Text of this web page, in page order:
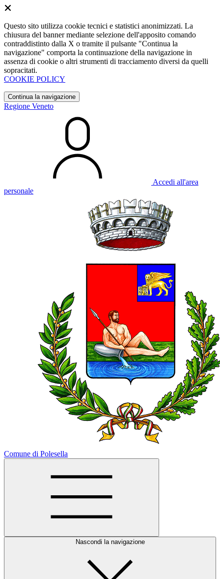
Questo sito utilizza cookie tecnici e statistici anonimizzati. La
chiusura del banner mediante selezione dell'apposito comando
contraddistinto dalla X o tramite il pulsante "Continua la
navigazione" comporta la continuazione della navigazione in
assenza di cookie o altri strumenti di tracciamento diversi da quelli
sopracitati.
COOKIE POLICY
Continua la navigazione
Regione Veneto
Accedi all'area
personale
Comune di Polesella
Nascondi la navigazione